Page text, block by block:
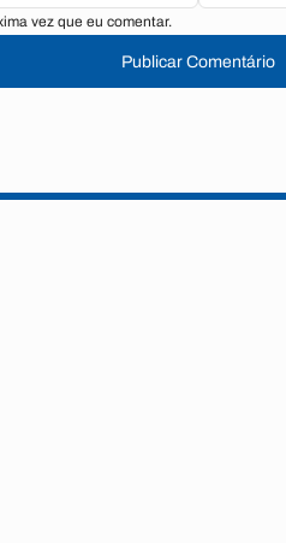
vez que eu comentar.
Publicar Comentário